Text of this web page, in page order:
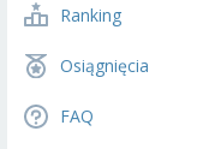
Ranking
Osiągnięcia
FAQ